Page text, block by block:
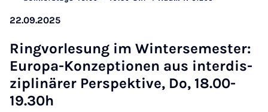
22.09.2025
Ring­vor­le­sung im Win­ter­se­mes­ter:
Eu­r­o­pa-Kon­zep­ti­o­nen aus in­ter­dis­
zi­pli­närer Per­spek­ti­ve, Do, 18.00-
19.30h